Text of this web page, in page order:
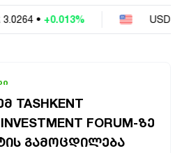
ᲐᲛᲘᲜᲓᲘ
USD 2.6223 • -0.023%
TASHKENT
FORUM-ᲖᲔ
ᲒᲐᲛᲝᲪᲓᲘᲚᲔᲑᲐ